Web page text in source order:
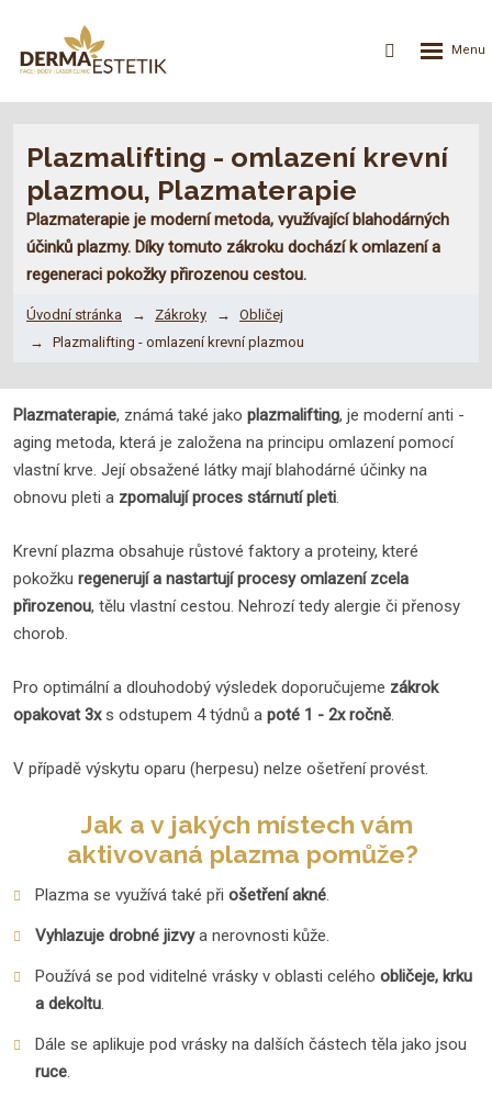
Vyhledávání
Rozbalení
Plazmalifting - omlazení krevní
plazmou, Plazmaterapie
Plazmaterapie je moderní metoda, využívající blahodárných
účinků plazmy. Díky tomuto zákroku dochází k omlazení a
regeneraci pokožky přirozenou cestou.
Úvodní stránka Zákroky
Obličej
Plazmalifting - omlazení krevní plazmou
Plazmaterapie, známá také jako plazmalifting, je moderní anti -
aging metoda, která je založena na principu omlazení pomocí
vlastní krve. Její obsažené látky mají blahodárné účinky na
obnovu pleti a zpomalují proces stárnutí pleti.
Krevní plazma obsahuje růstové faktory a proteiny, které
pokožku regenerují a nastartují procesy omlazení zcela
přirozenou, tělu vlastní cestou. Nehrozí tedy alergie či přenosy
chorob.
Pro optimální a dlouhodobý výsledek doporučujeme zákrok
opakovat 3xs odstupem 4 týdnů a poté 1 - 2x ročně.
V případě výskytu oparu (herpesu) nelze ošetření provést.
Jak a v jakých místech vám
aktivovaná plazma pomůže?
Plazma se využívá také při ošetření akné.
Vyhlazuje drobné jizvya nerovnosti kůže.
Používá se pod viditelné vrásky v oblasti celého obličeje, krku
a dekoltu.
Dále se aplikuje pod vrásky na dalších částech těla jako jsou
ruce.